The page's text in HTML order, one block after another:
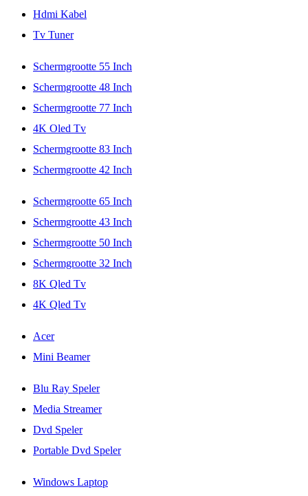
Hdmi Kabel
Tv Tuner
Schermgrootte 55 Inch
Schermgrootte 48 Inch
Schermgrootte 77 Inch
4K Oled Tv
Schermgrootte 83 Inch
Schermgrootte 42 Inch
Schermgrootte 65 Inch
Schermgrootte 43 Inch
Schermgrootte 50 Inch
Schermgrootte 32 Inch
8K Qled Tv
4K Qled Tv
Acer
Mini Beamer
Blu Ray Speler
Media Streamer
Dvd Speler
Portable Dvd Speler
Windows Laptop